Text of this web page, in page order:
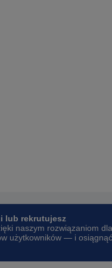
lub rekrutujesz
naszym rozwiązaniom dla
użytkowników — i osiągnąć